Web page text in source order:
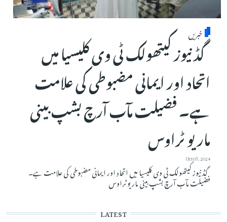
خبریں
گڈ نیوز کیتھولک ٹی وی کلیسیا میں
اتحاد اور ایمانی مضبوطی کی علامت
ہے۔ فضیلت مآب آرچ بشپ بینی
ماریو ٹراوس
Oct 07, 2024
گڈ نیوز کیتھولک ٹی وی کلیسیا میں اتحاد اور ایمانی مضبوطی کی علامت ہے۔
فضیلت مآب آرچ بشپ بینی ماریو ٹراوس
LATEST